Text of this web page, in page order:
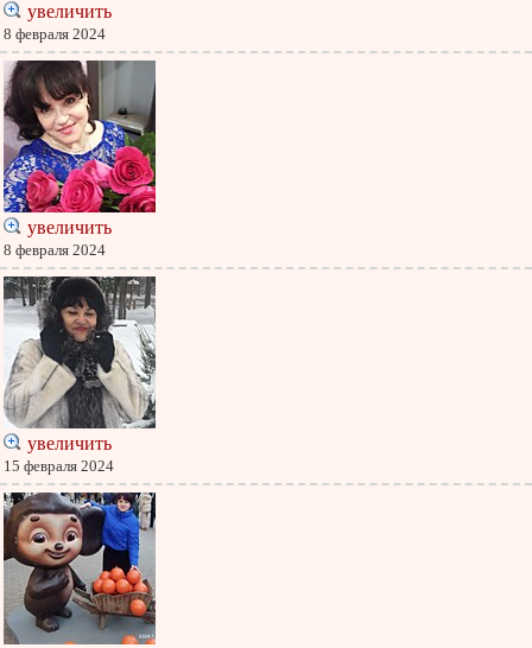
увеличить
8 февраля 2024
увеличить
8 февраля 2024
увеличить
15 февраля 2024